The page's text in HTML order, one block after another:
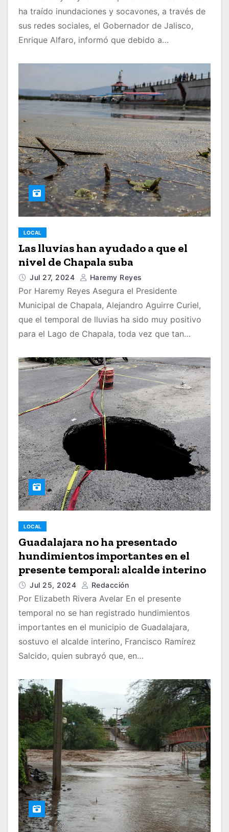
ha traído inundaciones y socavones, a través de
sus redes sociales, el Gobernador de Jalisco,
Enrique Alfaro, informó que debido a…
LOCAL
Las lluvias han ayudado a que el
nivel de Chapala suba
Jul 27, 2024 Haremy Reyes
Por Haremy Reyes Asegura el Presidente
Municipal de Chapala, Alejandro Aguirre Curiel,
que el temporal de lluvias ha sido muy positivo
para el Lago de Chapala, toda vez que tan…
LOCAL
Guadalajara no ha presentado
hundimientos importantes en el
presente temporal: alcalde interino
Jul 25, 2024 Redacción
Por Elizabeth Rivera Avelar En el presente
temporal no se han registrado hundimientos
importantes en el municipio de Guadalajara,
sostuvo el alcalde interino, Francisco Ramírez
Salcido, quien subrayó que, en…